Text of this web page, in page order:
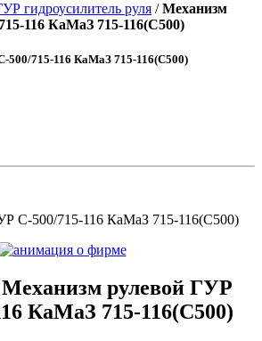
гидроусилитель руля /Механизм
116 КаМаЗ 715-116(С500)
500/715-116 КаМаЗ 715-116(С500)
С-500/715-116 КаМаЗ 715-116(С500)
рулевой ГУР
КаМаЗ 715-116(С500)